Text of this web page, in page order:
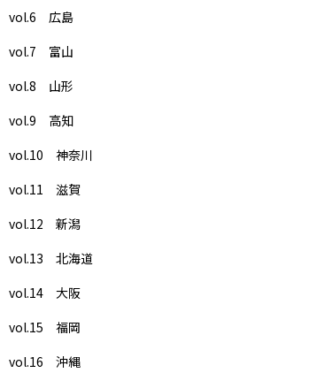
vol.6 広島
vol.7 富山
vol.8 山形
vol.9 高知
vol.10 神奈川
vol.11 滋賀
vol.12 新潟
vol.13 北海道
vol.14 大阪
vol.15 福岡
vol.16 沖縄